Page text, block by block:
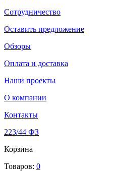
Сотрудничество
Оставить предложение
Обзоры
Оплата и доставка
Наши проекты
О компании
Контакты
223/44 ФЗ
Корзина
Товаров: 0